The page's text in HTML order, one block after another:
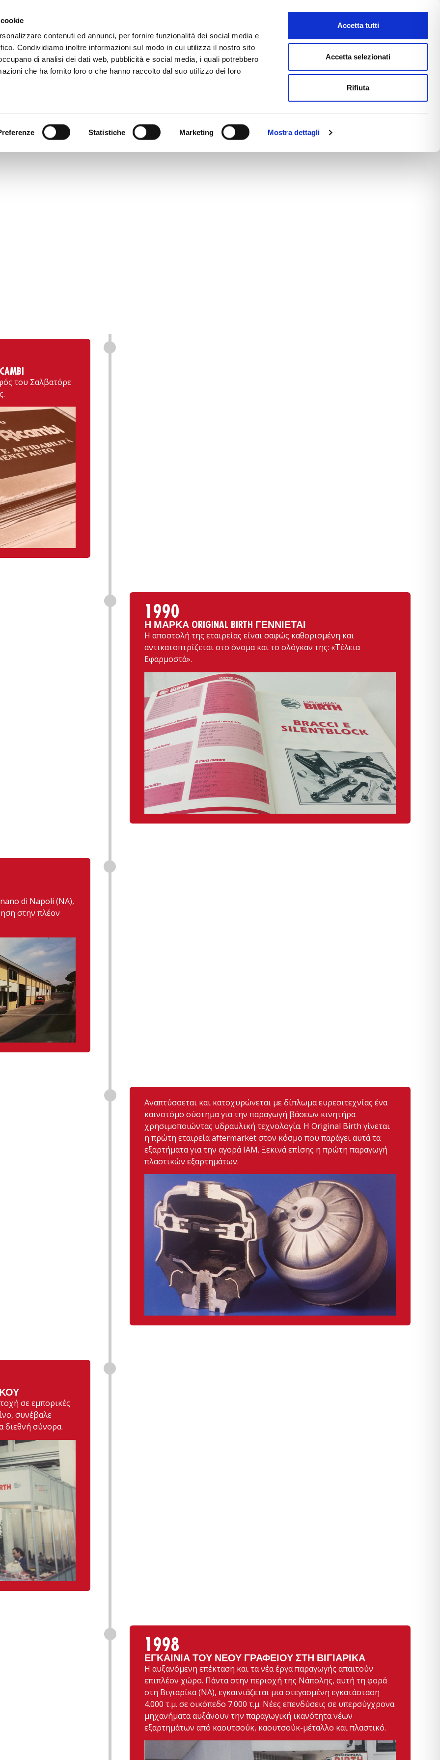
contenuti ed annunci, per fornire funzionalità dei social media e
Condividiamo inoltre informazioni sul modo in cui utilizza il nostro sito
di analisi dei dati web, pubblicità e social media, i quali potrebbero
che ha fornito loro o che hanno raccolto dal suo utilizzo dei loro
Statistiche Marketing Mostra dettagli
Accetta tutti
Accetta selezionati
Rifiuta
ΨΗΦΙΑΚΌΣ ΚΑΤΆΛΟΓΟΣ TECALLIANCE E-COMMERCE FAST NEWS
του Σαλβατόρε
1990
Η ΜΆΡΚΑ ORIGINAL BIRTH ΓΕΝΝΙΈΤΑΙ
Η αποστολή της εταιρείας είναι σαφώς καθορισμένη και
αντικατοπτρίζεται στο όνομα και το σλόγκαν της: «Τέλεια
Εφαρμοστά».
di Napoli (NA),
στην πλέον
Αναπτύσσεται και κατοχυρώνεται με δίπλωμα ευρεσιτεχνίας ένα
καινοτόμο σύστημα για την παραγωγή βάσεων κινητήρα
χρησιμοποιώντας υδραυλική τεχνολογία. Η Original Birth γίνεται
η πρώτη εταιρεία aftermarket στον κόσμο που παράγει αυτά τα
εξαρτήματα για την αγορά IAM. Ξεκινά επίσης η πρώτη παραγωγή
πλαστικών εξαρτημάτων.
σε εμπορικές
συνέβαλε
διεθνή σύνορα.
1998
ΕΓΚΑΊΝΙΑ ΤΟΥ ΝΈΟΥ ΓΡΑΦΕΊΟΥ ΣΤΗ ΒΙΓΙΑΡΊΚΑ
Η αυξανόμενη επέκταση και τα νέα έργα παραγωγής απαιτούν
επιπλέον χώρο. Πάντα στην περιοχή της Νάπολης, αυτή τη φορά
στη Βιγιαρίκα (NA), εγκαινιάζεται μια στεγασμένη εγκατάσταση
4.000 τ.μ. σε οικόπεδο 7.000 τ.μ. Νέες επενδύσεις σε υπερσύγχρονα
μηχανήματα αυξάνουν την παραγωγική ικανότητα νέων
εξαρτημάτων από καουτσούκ, καουτσούκ-μέταλλο και πλαστικό.